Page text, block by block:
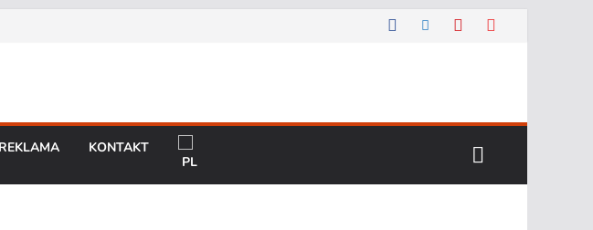
REKLAMA KONTAKT